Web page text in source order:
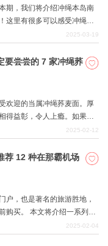
期，我们将介绍冲绳本岛南
这里有很多可以感受冲绳独
2025-03-19
要尝尝的 7 家冲绳荞
欢迎的当属冲绳荞麦面。厚
得益彰，令人上瘾。如果您
一下，在这里我们向您介绍
2025-02-12
荐 12 种在那霸机场
户，也是著名的旅游胜地，
购买。 本文将介绍一系列产
机场专卖的稀有甜点，非常
2025-02-04